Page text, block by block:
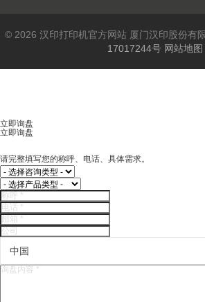
© 2026 汉印打印机官方网站 厦门汉印股份有
17017244号 网站地图
立即询盘
立即询盘
请完整填写您的称呼、电话、具体需求。
中国